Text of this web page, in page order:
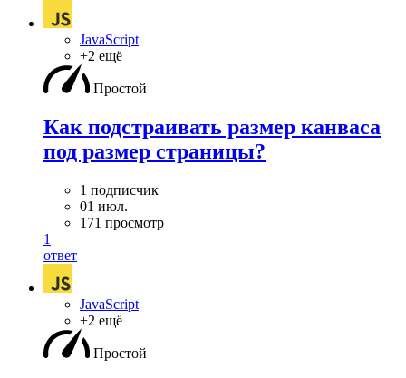
JavaScript
+2 ещё
Простой
Как подстраивать размер канваса
под размер страницы?
1 подписчик
01 июл.
171 просмотр
1
ответ
JavaScript
+2 ещё
Простой